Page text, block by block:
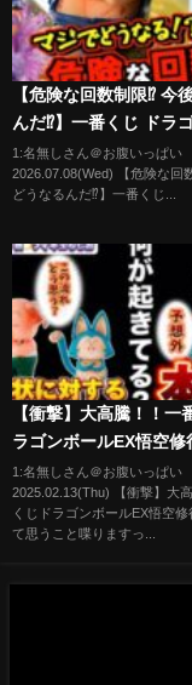
【危険な回数制限⁉︎ 今
んだ⁉︎】一番くじ ドラ
スペクタクルバトル 親
め波 孫悟空 孫悟飯 ベ
ッコロ ラストワン賞
1:名無しさん＠お腹いっぱい
2026.07.08(Wed) 【危険な回
どうなるんだ⁉︎】一番くじ...
【衝撃】大高騰！！一
ラゴンボールEX悟空修
いて思うこと喋ります
1:名無しさん＠お腹いっぱい
2025.02.13(Thu) 【衝撃】大
くじドラゴンボールEX悟空
て思うこと喋りますっ...